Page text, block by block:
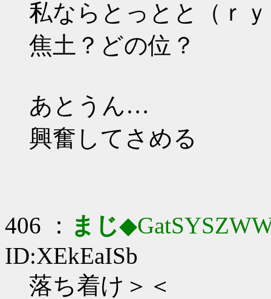
私ならとっとと（ｒｙ
焦土？どの位？
あとうん…
興奮してさめる
406 ： まじ
ID:XEkEaISb
落ち着け＞＜